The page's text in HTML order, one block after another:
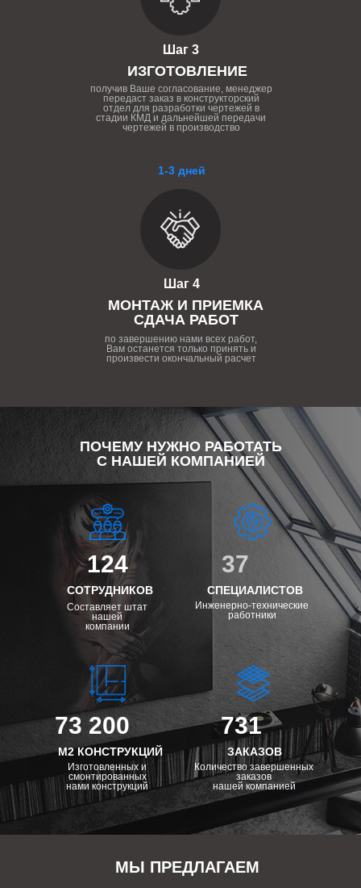
1-3 дней
Шаг 4
МОНТАЖ И ПРИЕМКА
СДАЧА РАБОТ
по завершению нами всех работ,
Вам останется только принять и
произвести окончальный расчет
Шаг 3
ИЗГОТОВЛЕНИЕ
получив Ваше согласование, менеджер
передаст заказ в конструкторский
отдел для разработки чертежей в
стадии КМД и дальнейшей передачи
чертежей в производство
ПОЧЕМУ НУЖНО РАБОТАТЬ
С НАШЕЙ КОМПАНИЕЙ
124
СОТРУДНИКОВ
Составляет штат
нашей
компании
73 200
М2 КОНСТРУКЦИЙ
Изготовленных и
смонтированных
нами конструкций
731
ЗАКАЗОВ
Количество завершенных
заказов
нашей компанией
37
СПЕЦИАЛИСТОВ
Инженерно-технические
работники
МЫ ПРЕДЛАГАЕМ